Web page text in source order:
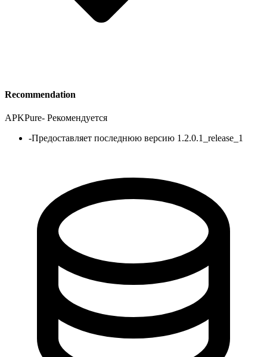
Recommendation
APKPure- Рекомендуется
-Предоставляет последнюю версию 1.2.0.1_release_1